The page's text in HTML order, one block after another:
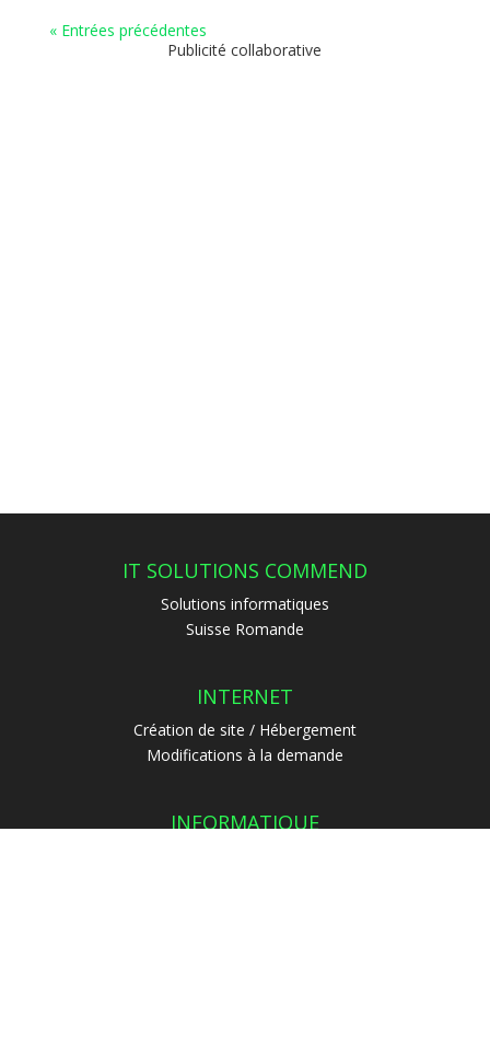
« Entrées précédentes
Publicité collaborative
IT SOLUTIONS COMMEND
Solutions informatiques
Suisse Romande
INTERNET
Création de site / Hébergement
Modifications à la demande
INFORMATIQUE